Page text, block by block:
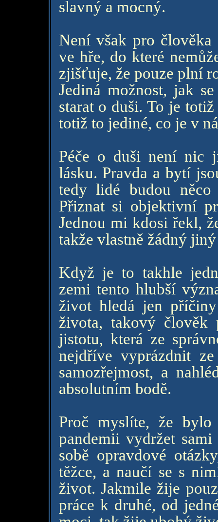
slavný a mocný.
Není však pro
ve hře, do které
zjišťuje, že pouze plní
Jediná možnost, jak
starat o duši. To je
totiž to jediné, co je v
Péče o duši není nic
lásku. Pravda a bytí
tedy lidé budou
Přiznat si objektivní
Jednou mi kdosi řekl,
takže vlastně žádný
Když je to takhle
zemi tento hlubší
život hledá jen
života, takový člověk
jistotu, která ze
nejdříve vyprázdnit
samozřejmost, a
absolutním bodě.
Proč myslíte, že
pandemii vydržet
sobě opravdové
těžce, a naučí se s
život. Jakmile žije
práce k druhé, od